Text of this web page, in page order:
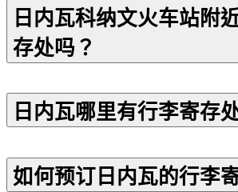
日内瓦科纳文火车站附
存处吗？
日内瓦哪里有行李寄存
如何预订日内瓦的行李